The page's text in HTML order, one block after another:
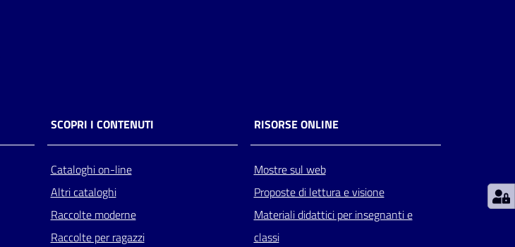
SCOPRI I CONTENUTI
Cataloghi on-line
Altri cataloghi
Raccolte moderne
Raccolte per ragazzi
RISORSE ONLINE
Mostre sul web
Proposte di lettura e visione
Materiali didattici per insegnanti e
classi